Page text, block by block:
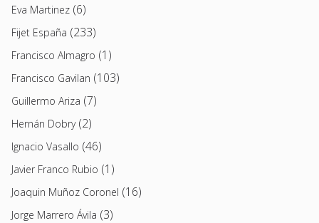
Eva Martinez (6)
Fijet España (233)
Francisco Almagro (1)
Francisco Gavilan (103)
Guillermo Ariza (7)
Hernán Dobry(2)
Ignacio Vasallo (46)
Javier Franco Rubio (1)
Joaquin Muñoz Coronel (16)
Jorge Marrero Ávila (3)